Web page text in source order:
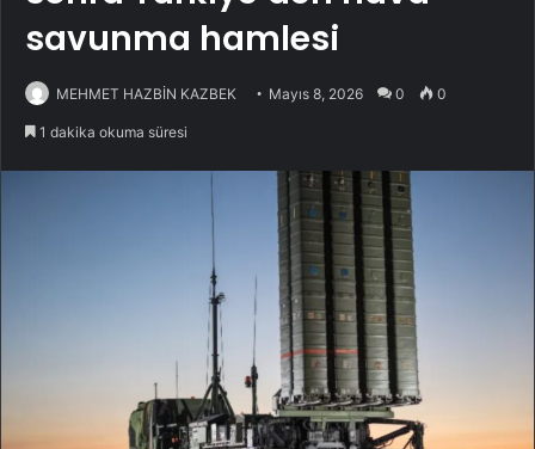
savunma hamlesi
MEHMET HAZBİN KAZBEK Mayıs 8, 2026 0 0
1 dakika okuma süresi